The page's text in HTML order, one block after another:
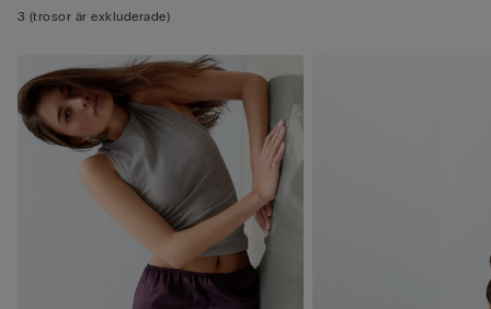
3 (trosor är exkluderade)